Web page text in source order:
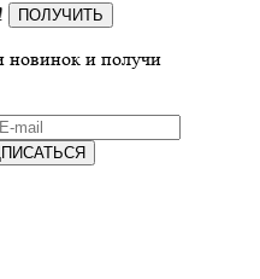
ПОЛУЧИТЬ
новинок и получи